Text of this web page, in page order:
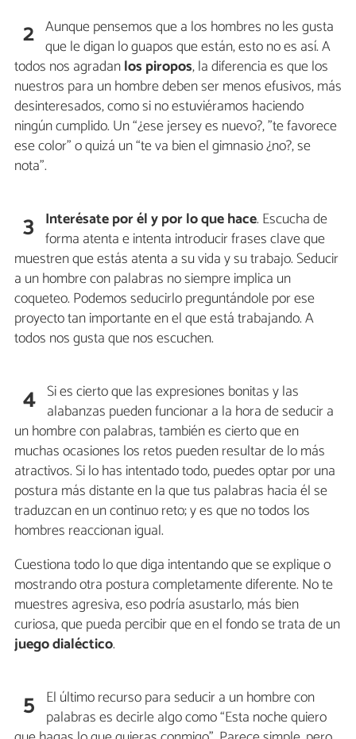
2 Aunque pensemos que a los hombres no les gusta
que le digan lo guapos que están, esto no es así. A
todos nos agradanlos piropos, la diferencia es que los
nuestros para un hombre deben ser menos efusivos, más
desinteresados, como si no estuviéramos haciendo
ningún cumplido. Un “¿ese jersey es nuevo?, "te favorece
ese color” o quizá un “te va bien el gimnasio ¿no?, se
nota”.
3 Interésate por él y por lo que hace. Escucha de
forma atenta e intenta introducir frases clave que
muestren que estás atenta a su vida y su trabajo. Seducir
a un hombre con palabras no siempre implica un
coqueteo. Podemos seducirlo preguntándole por ese
proyecto tan importante en el que está trabajando. A
todos nos gusta que nos escuchen.
4 Si es cierto que las expresiones bonitas y las
alabanzas pueden funcionar a la hora de seducir a
un hombre con palabras, también es cierto que en
muchas ocasiones los retos pueden resultar de lo más
atractivos. Si lo has intentado todo, puedes optar por una
postura más distante en la que tus palabras hacia él se
traduzcan en un continuo reto; y es que no todos los
hombres reaccionan igual.
Cuestiona todo lo que diga intentando que se explique o
mostrando otra postura completamente diferente. No te
muestres agresiva, eso podría asustarlo, más bien
curiosa, que pueda percibir que en el fondo se trata de un
juego dialéctico.
5 El último recurso para seducir a un hombre con
palabras es decirle algo como “Esta noche quiero